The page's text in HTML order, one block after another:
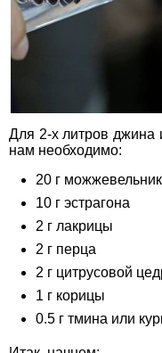
Для 2-х литров джина
нам необходимо:
20 г
10 г эстрагона
2 г лакрицы
2 г перца
2 г цитрусовой
1 г корицы
0.5 г тмина или